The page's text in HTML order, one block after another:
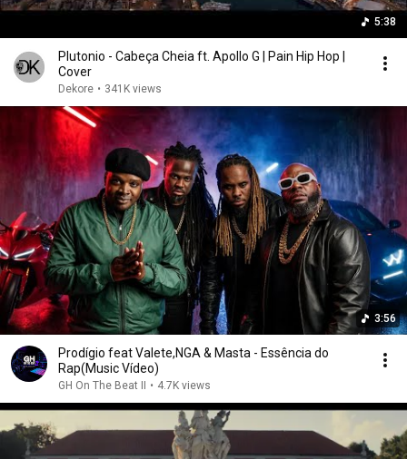
5:38
Plutonio - Cabeça Cheia ft. Apollo G | Pain Hip Hop |
Cover
Dekore • 341K views
3:56
Prodígio feat Valete,NGA & Masta - Essência do
Rap(Music Vídeo)
GH On The Beat II • 4.7K views